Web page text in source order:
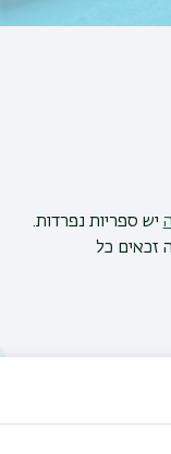
יש ספריות נפרדות.
זכאים כל